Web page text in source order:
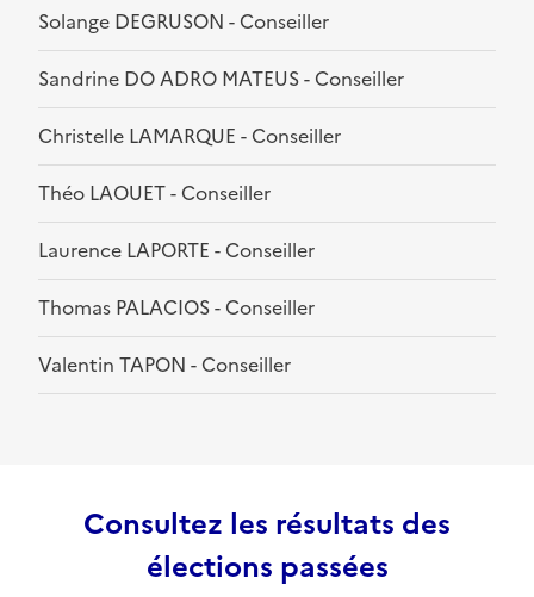
Solange DEGRUSON - Conseiller
Sandrine DO ADRO MATEUS - Conseiller
Christelle LAMARQUE - Conseiller
Théo LAOUET - Conseiller
Laurence LAPORTE - Conseiller
Thomas PALACIOS - Conseiller
Valentin TAPON - Conseiller
Consultez les résultats des
élections passées